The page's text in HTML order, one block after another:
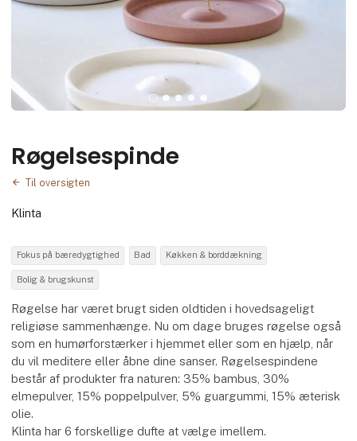
Røgelsespinde
Til oversigten
Klinta
Fokus på bæredygtighed Bad Køkken & borddækning
Bolig & brugskunst
Røgelse har været brugt siden oldtiden i hovedsageligt
religiøse sammenhænge. Nu om dage bruges røgelse også
som en humørforstærker i hjemmet eller som en hjælp, når
du vil meditere eller åbne dine sanser. Røgelsespindene
består af produkter fra naturen: 35% bambus, 30%
elmepulver, 15% poppelpulver, 5% guargummi, 15% æterisk
olie.
Klinta har 6 forskellige dufte at vælge imellem.